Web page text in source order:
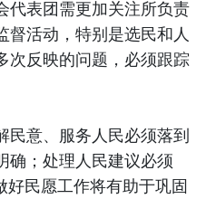
代表团需更加关注所负责
督活动，特别是选民和人
次反映的问题，必须跟踪
民意、服务人民必须落到
确；处理人民建议必须
好民愿工作将有助于巩固